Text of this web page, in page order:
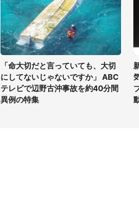
「命大切だと言っていても、大切
にしてないじゃないですか」 ABC
テレビで辺野古沖事故を約40分間
異例の特集